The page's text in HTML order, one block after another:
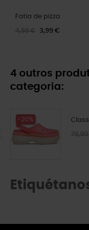
Fatia de pizza
4,99 € 3,99 €
4 outros
categoria:
-20%